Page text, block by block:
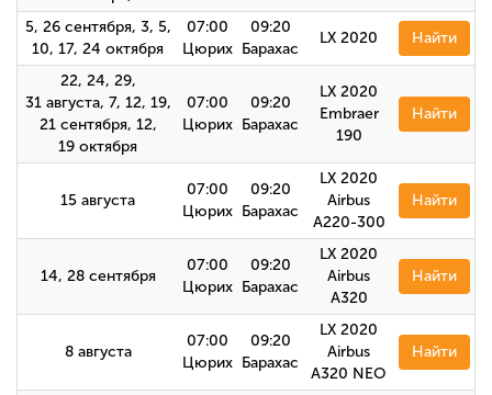
5, 26 сентября, 3, 5,
10, 17, 24 октября
07:00
Цюрих
09:20
Барахас
LX 2020 Найти
22, 24, 29,
31 августа, 7, 12, 19,
21 сентября, 12,
19 октября
07:00
Цюрих
09:20
Барахас
LX 2020
Embraer
190
Найти
15 августа
07:00
Цюрих
09:20
Барахас
LX 2020
Airbus
A220-300
Найти
14, 28 сентября
07:00
Цюрих
09:20
Барахас
LX 2020
Airbus
A320
Найти
8 августа
07:00
Цюрих
09:20
Барахас
LX 2020
Airbus
A320 NEO
Найти